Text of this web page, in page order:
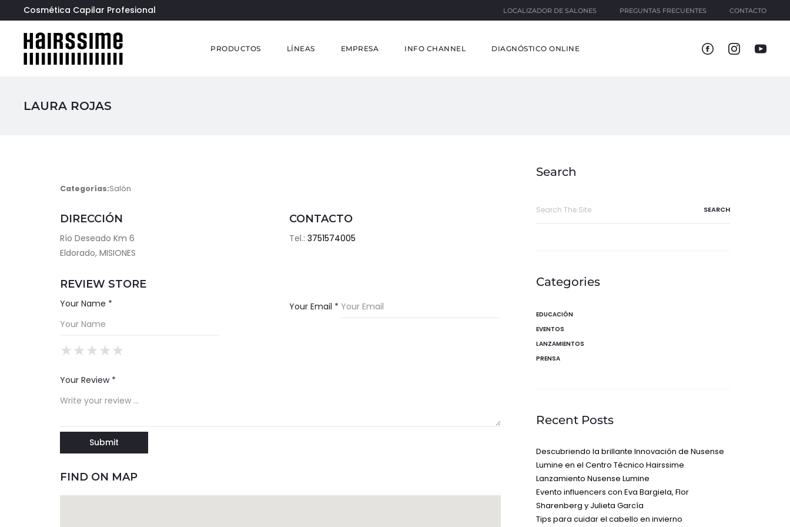
Cosmética Capilar Profesional LOCALIZADOR DE SALONES PREGUNTAS FRECUENTES CONTACTO
PRODUCTOS LÍNEAS EMPRESA INFO CHANNEL DIAGNÓSTICO ONLINE
LAURA ROJAS
Categorías:Salón
DIRECCIÓN
Río Deseado Km 6
Eldorado, MISIONES
CONTACTO
Tel.: 3751574005
REVIEW STORE
Your Name * Your Email *
★
★★
★★★
★★★★
★★★★★
Your Review *
FIND ON MAP
Search
Categories
EDUCACIÓN
EVENTOS
LANZAMIENTOS
PRENSA
Recent Posts
Descubriendo la brillante Innovación de Nusense
Lumine en el Centro Técnico Hairssime
Lanzamiento Nusense Lumine
Evento influencers con Eva Bargiela, Flor
Sharenberg y Julieta García
Tips para cuidar el cabello en invierno